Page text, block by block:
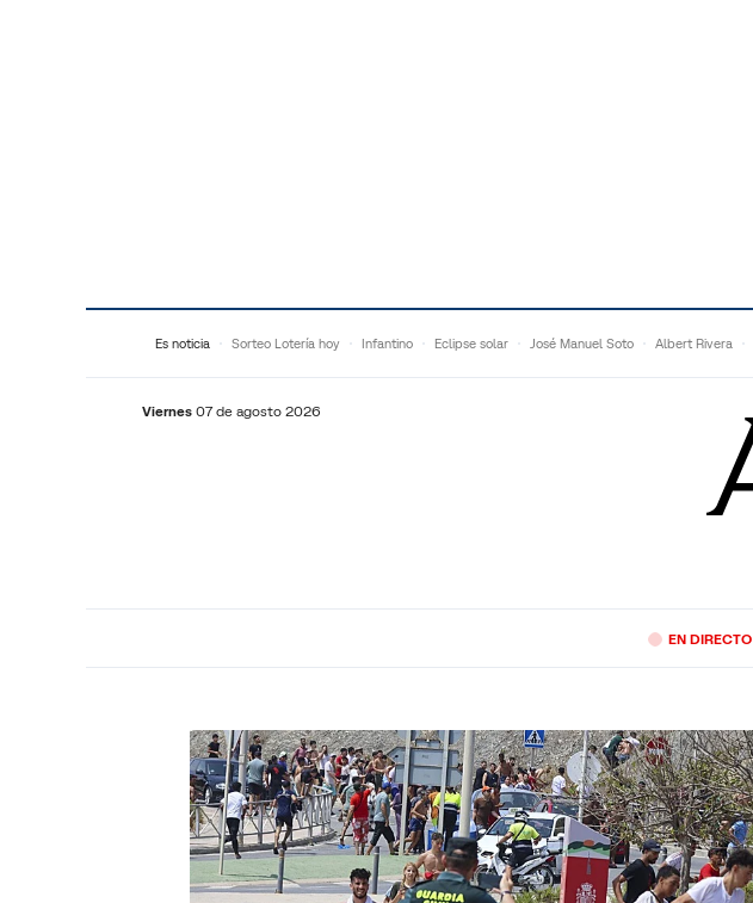
Es noticia Sorteo Lotería hoy Infantino Eclipse solar José Manuel Soto Albert Rivera
Viernes 07 de agosto 2026
ECONOMÍADEPORTES
EN DIRECTO